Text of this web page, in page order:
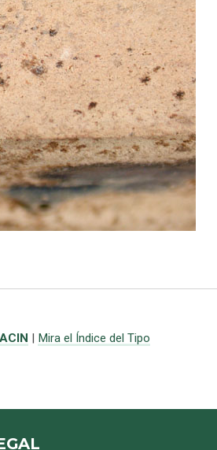
| Mira el Índice del Tipo